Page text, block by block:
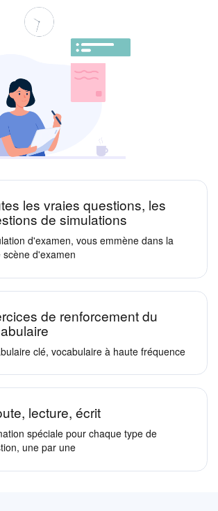
les vraies questions, les
de simulations
d'examen, vous emmène dans la
scène d'examen
de renforcement du
clé, vocabulaire à haute fréquence
lecture, écrit
spéciale pour chaque type de
une par une